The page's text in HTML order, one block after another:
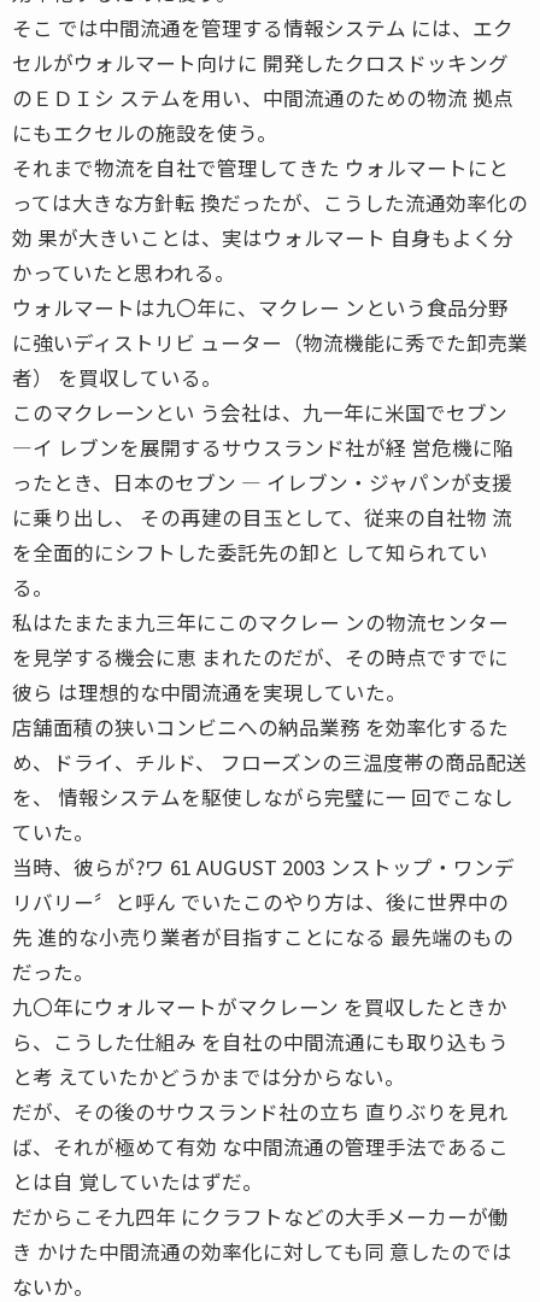
そこ では中間流通を管理する情報システム には、エク
セルがウォルマート向けに 開発したクロスドッキング
のＥＤＩシ ステムを用い、中間流通のための物流 拠点
にもエクセルの施設を使う。
それまで物流を自社で管理してきた ウォルマートにと
っては大きな方針転 換だったが、こうした流通効率化の
効 果が大きいことは、実はウォルマート 自身もよく分
かっていたと思われる。
ウォルマートは九〇年に、マクレー ンという食品分野
に強いディストリビ ューター（物流機能に秀でた卸売業
者） を買収している。
このマクレーンとい う会社は、九一年に米国でセブン
―イ レブンを展開するサウスランド社が経 営危機に陥
ったとき、日本のセブン ― イレブン・ジャパンが支援
に乗り出し、 その再建の目玉として、従来の自社物 流
を全面的にシフトした委託先の卸と して知られてい
る。
私はたまたま九三年にこのマクレー ンの物流センター
を見学する機会に恵 まれたのだが、その時点ですでに
彼ら は理想的な中間流通を実現していた。
店舗面積の狭いコンビニへの納品業務 を効率化するた
め、ドライ、チルド、 フローズンの三温度帯の商品配送
を、 情報システムを駆使しながら完璧に一 回でこなし
ていた。
当時、彼らが?ワ 61 AUGUST 2003 ンストップ・ワンデ
リバリー〞と呼ん でいたこのやり方は、後に世界中の
先 進的な小売り業者が目指すことになる 最先端のもの
だった。
九〇年にウォルマートがマクレーン を買収したときか
ら、こうした仕組み を自社の中間流通にも取り込もう
と考 えていたかどうかまでは分からない。
だが、その後のサウスランド社の立ち 直りぶりを見れ
ば、それが極めて有効 な中間流通の管理手法であるこ
とは自 覚していたはずだ。
だからこそ九四年 にクラフトなどの大手メーカーが働
き かけた中間流通の効率化に対しても同 意したのでは
ないか。